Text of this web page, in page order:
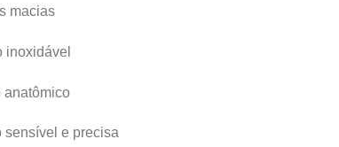
macias
inoxidável
anatômico
sensível e precisa